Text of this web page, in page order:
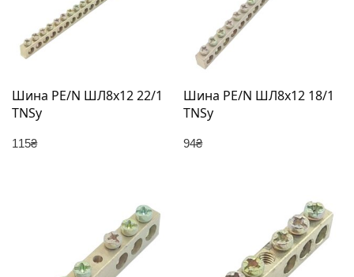
Шина PE/N ШЛ8х12 22/1
TNSy
115₴
Шина PE/N ШЛ8х12 18/1
TNSy
94₴